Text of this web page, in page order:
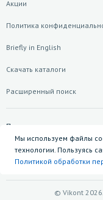
Акции
Политика
Briefly in English
Скачать каталоги
Расширенный поиск
© Vikont
Подписаться на рассылку
Мы используем файлы
технологии. Пользуясь
Политикой обработки